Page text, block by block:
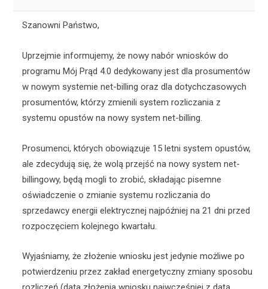
Szanowni Państwo,
Uprzejmie informujemy, że nowy nabór wniosków do
programu Mój Prąd 4.0 dedykowany jest dla prosumentów
w nowym systemie net-billing oraz dla dotychczasowych
prosumentów, którzy zmienili system rozliczania z
systemu opustów na nowy system net-billing.
Prosumenci, których obowiązuje 15 letni system opustów,
ale zdecydują się, że wolą przejść na nowy system net-
billingowy, będą mogli to zrobić, składając pisemne
oświadczenie o zmianie systemu rozliczania do
sprzedawcy energii elektrycznej najpóźniej na 21 dni przed
rozpoczęciem kolejnego kwartału.
Wyjaśniamy, że złożenie wniosku jest jedynie możliwe po
potwierdzeniu przez zakład energetyczny zmiany sposobu